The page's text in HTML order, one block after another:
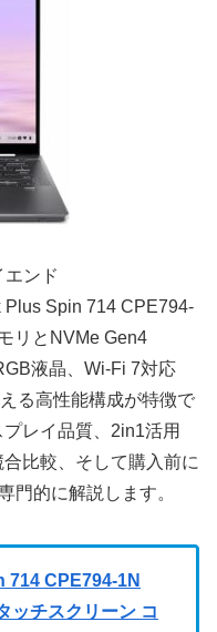
ンド
Spin 714 CPE794-
リとNVMe Gen4
液晶、Wi-Fi 7対応
る高性能構成が特徴で
レイ品質、2in1活用
比較、そして購入前に
門的に解説します。
CPE794-1N
ッチスクリーン コ